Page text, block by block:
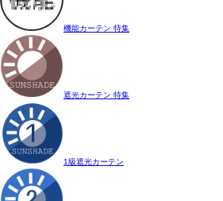
機能カーテン 特集
遮光カーテン 特集
1級遮光カーテン